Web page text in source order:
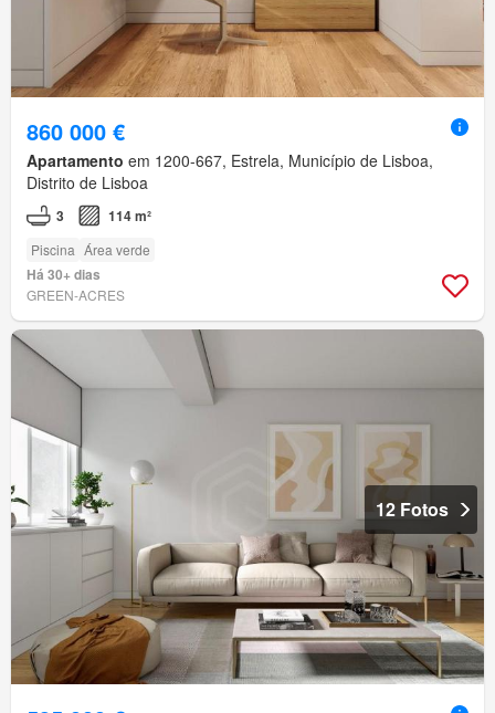
860 000 €
Apartamento em 1200-667, Estrela, Município de Lisboa,
Distrito de Lisboa
3 114 m²
Piscina Área verde
Há 30+ dias
GREEN-ACRES
12 Fotos